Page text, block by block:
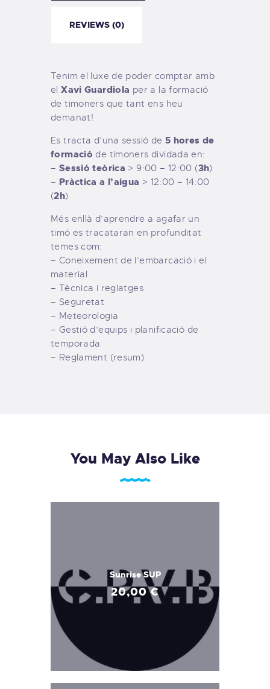
REVIEWS (0)
Tenim el luxe de poder comptar amb
elXavi Guardiola per a la formació
de timoners que tant ens heu
demanat!
Es tracta d’una sessió de 5 hores de
formació de timoners dividada en:
– Sessió teòrica > 9:00 – 12:00 (3h)
– Pràctica a l’aigua > 12:00 – 14:00
(2h)
Més enllà d’aprendre a agafar un
timó es tracataran en profunditat
temes com:
– Coneixement de l’embarcació i el
material
– Tècnica i reglatges
– Seguretat
– Meteorologia
– Gestió d’equips i planificació de
temporada
– Reglament (resum)
You May Also Like
Sunrise SUP
20,00 €